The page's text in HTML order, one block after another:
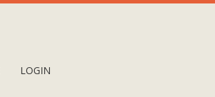
LOGIN